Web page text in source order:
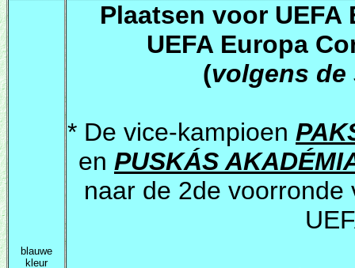
blauwe
kleur
Plaatsen voor UEFA
UEFA Europa
(volgens de
* De vice-kampioen
en PUSKÁS
naar de 2de